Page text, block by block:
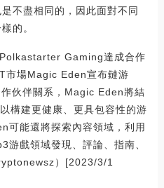
不盡相同的，因此面對不同
的。
Gaming達成合作
市場Magic Eden宣布鏈游
伙伴關系，Magic Eden將結
構建更健康、更具包容性的游
可能還將探索內容領域，利用
戲領域發現、評論、指南、
）[2023/3/1